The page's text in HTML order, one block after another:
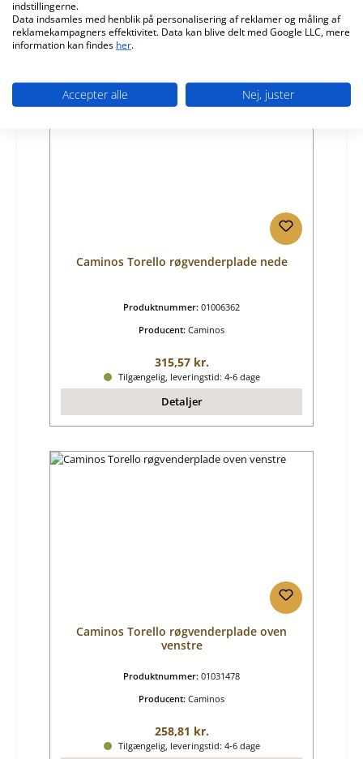
Detaljer
Caminos Torello røgvenderplade nede
Produktnummer: 01006362
Producent: Caminos
Almindelig pris:
315,57 kr.
Tilgængelig, leveringstid: 4-6 dage
Detaljer
Caminos Torello røgvenderplade oven
venstre
Produktnummer: 01031478
Producent: Caminos
Almindelig pris:
258,81 kr.
Tilgængelig, leveringstid: 4-6 dage
indstillingerne.
Data indsamles med henblik på personalisering af reklamer og måling af
reklamekampagners effektivitet. Data kan blive delt med Google LLC, mere
information kan findes her.
Accepter alle Nej, juster